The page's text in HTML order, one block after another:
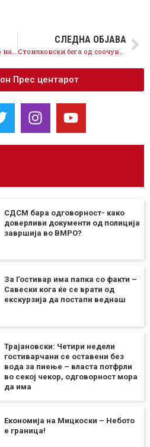
СЛЕДНА ОБЈАВА
Прес центарот
СДСМ бара одговорност- како
доверливи документи од полиција
завршија во ВМРО?
За Гостивар има папка со факти –
Савески кога ќе се врати од
екскурзија да постапи веднаш
Трајановски: Четири недели
гостиварчани се оставени без
вода за пиење – власта потфрли
во секој чекор, одговорност мора
да има
Економија на Мицкоски – Небото
е граница!